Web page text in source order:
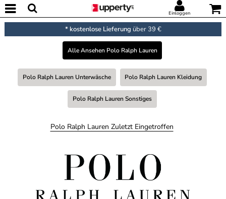
Einloggen
* kostenlose Lieferung über 39 €
Alle Ansehen Polo Ralph Lauren
Polo Ralph Lauren Unterwäsche Polo Ralph Lauren Kleidung
Polo Ralph Lauren Sonstiges
Polo Ralph Lauren Zuletzt Eingetroffen